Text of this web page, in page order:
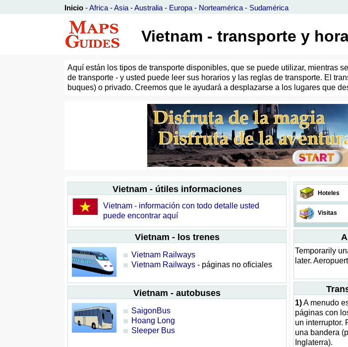
Inicio -Africa -Asia -Australia - Europa - Norteamérica - Sudamérica
Vietnam - transporte y
Aquí están los tipos de transporte disponibles, que se puede utilizar, mientras
de transporte - y usted puede leer sus horarios y las reglas de transporte. El
buques) o privado. Creemos que le ayudará a desplazarse a los lugares que
Vietnam - útiles informaciones
Vietnam - información con todo detalle usted
puede encontrar aquí
Vietnam - los trenes
Vietnam Railways
Vietnam Railways - páginas no oficiales
Vietnam - autobuses
SaigonBus
Hoang Long
Sleeper Bus
Hoteles
Visitas
Temporarily
later.
1)A menudo
páginas con
un interruptor.
una bandera
Inglaterra).